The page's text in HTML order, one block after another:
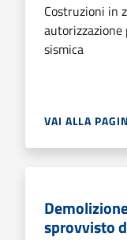
Costruzioni in
sismica
VAI ALLA
sprovvisto